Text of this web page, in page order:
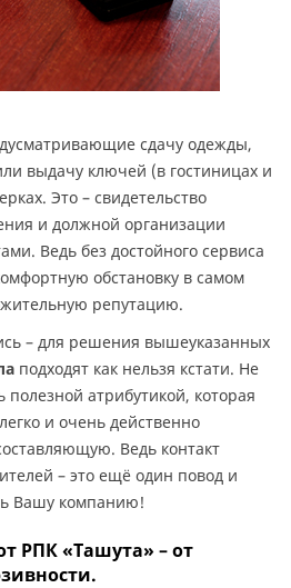
выдачу ключей (в гостиницах и
Это – свидетельство
и должной организации
Ведь без достойного сервиса
обстановку в самом
репутацию.
подходят как нельзя кстати. Не
полезной атрибутикой, которая
и очень действенно
Ведь контакт
– это ещё один повод и
Вашу компанию!
РПК «Ташута» – от